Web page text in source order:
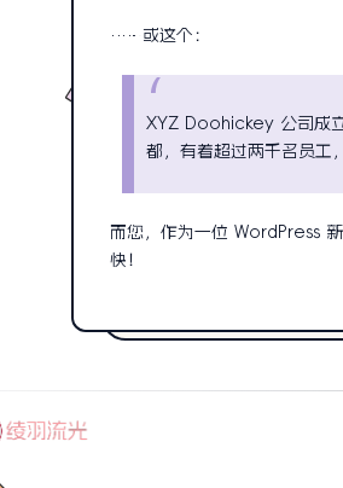
……或这个：
XYZ Doohickey 公司成
都，有着超过两千名员工
而您，作为一位 WordPress
快！